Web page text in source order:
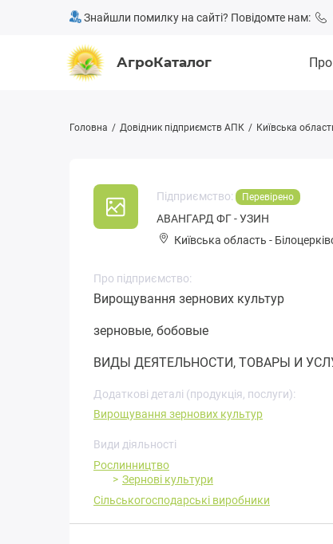
Знайшли помилку на сайті? Повідомте нам:
АгроКаталог
Головна Довідник підприємств АПК Київська
Підприємство: Перевірено
АВАНГАРД ФГ - УЗИН
Київська область -
Про підприємство:
Вирощування зернових культур
зерновые, бобовые
ВИДЫ ДЕЯТЕЛЬНОСТИ, ТОВАРЫ И
Додаткові деталі (продукція, послуги):
Вирощування зернових культур
Види діяльності
Рослинництво
Зернові культури
Сільськогосподарські виробники